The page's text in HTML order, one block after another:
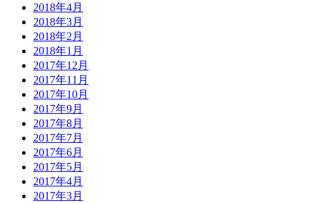
2018年4月
2018年3月
2018年2月
2018年1月
2017年12月
2017年11月
2017年10月
2017年9月
2017年8月
2017年7月
2017年6月
2017年5月
2017年4月
2017年3月